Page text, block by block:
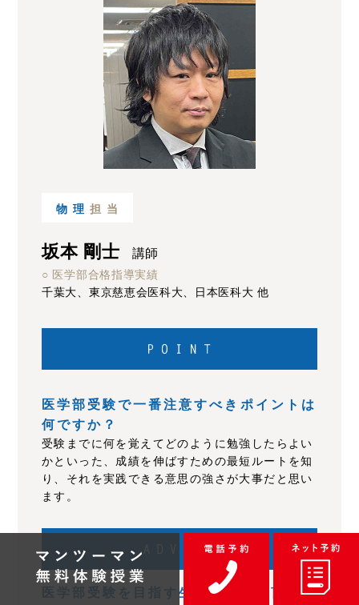
物理 担当
坂本 剛士 講師
○ 医学部合格指導実績
千葉大、東京慈恵会医科大、日本医科大 他
医学部受験で一番注意すべきポイントは
何ですか？
受験までに何を覚えてどのように勉強したらよい
かといった、成績を伸ばすための最短ルートを知
り、それを実践できる意思の強さが大事だと思い
ます。
医学部受験を目指す生徒さんに一言応援